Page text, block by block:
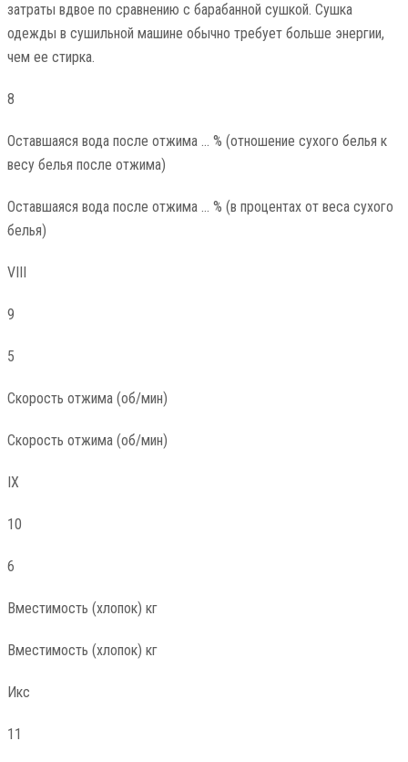
затраты вдвое по сравнению с барабанной сушкой. Сушка
одежды в сушильной машине обычно требует больше энергии,
чем ее стирка.
8
Оставшаяся вода после отжима … % (отношение сухого белья к
весу белья после отжима)
Оставшаяся вода после отжима … % (в процентах от веса сухого
белья)
VIII
9
5
Скорость отжима (об/мин)
Скорость отжима (об/мин)
IX
10
6
Вместимость (хлопок) кг
Вместимость (хлопок) кг
Икс
11